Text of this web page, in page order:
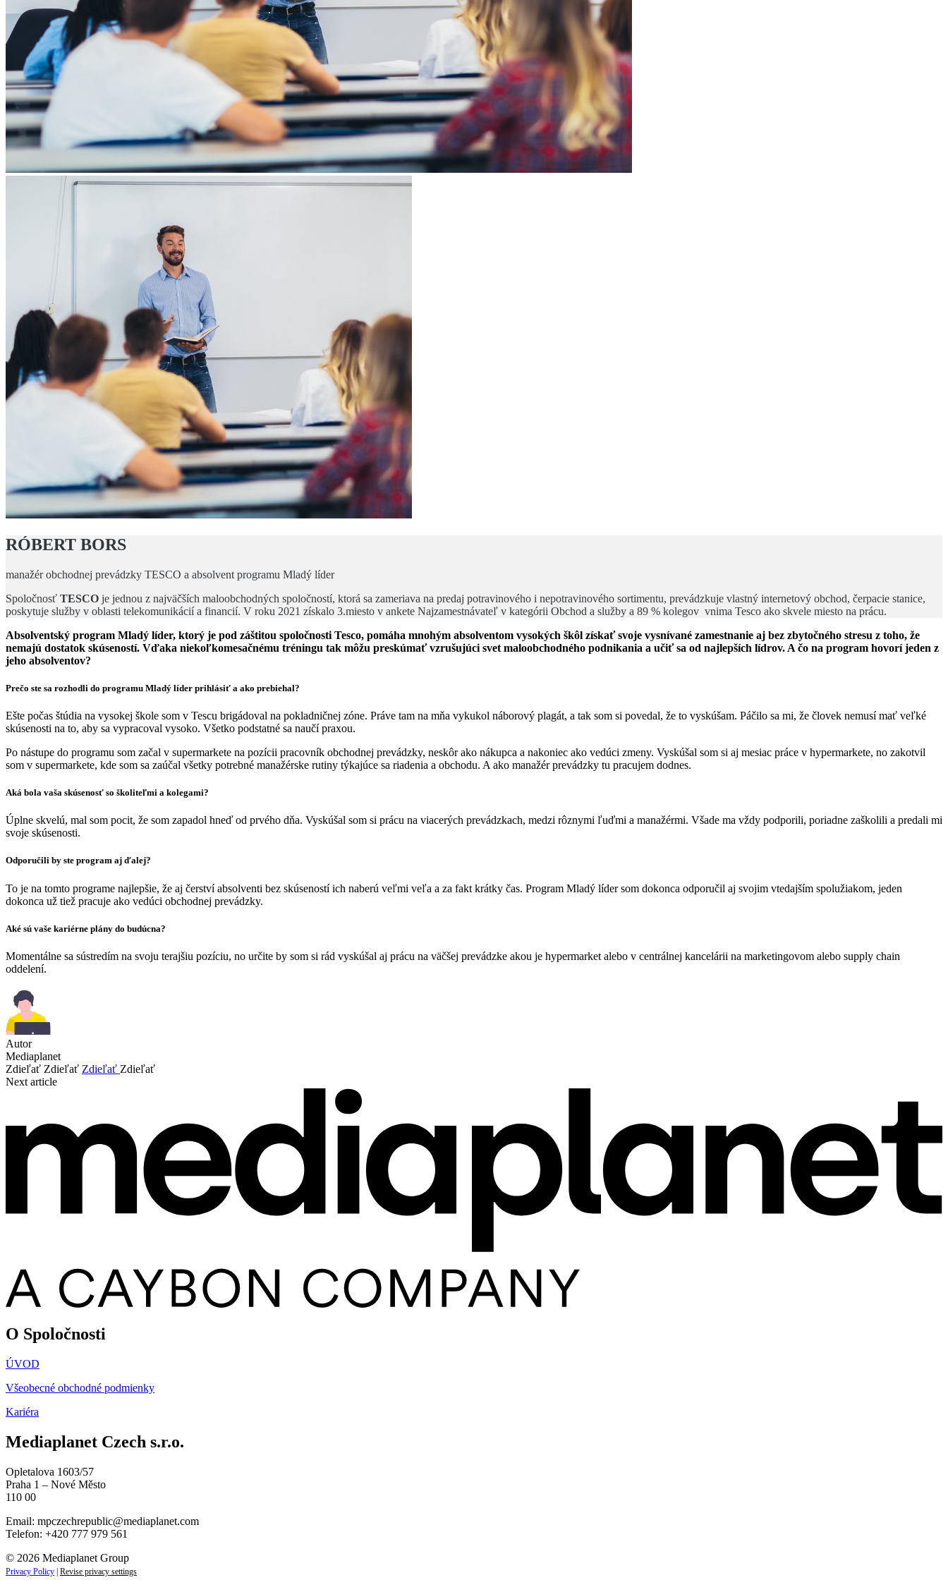
RÓBERT BORS
manažér obchodnej prevádzky TESCO a absolvent programu Mladý líder
Spoločnosť TESCO je jednou z najväčších maloobchodných spoločností, ktorá sa zameriava na predaj potravinového i nepotravinového sortimentu, prevádzkuje vlastný internetový obchod, čerpacie stanice,
poskytuje služby v oblasti telekomunikácií a financií. V roku 2021 získalo 3.miesto v ankete Najzamestnávateľ v kategórii Obchod a služby a 89 % kolegov vnima Tesco ako skvele miesto na prácu.
Absolventský program Mladý líder, ktorý je pod záštitou spoločnosti Tesco, pomáha mnohým absolventom vysokých škôl získať svoje vysnívané zamestnanie aj bez zbytočného stresu z toho, že
nemajú dostatok skúseností. Vďaka niekoľkomesačnému tréningu tak môžu preskúmať vzrušujúci svet maloobchodného podnikania a učiť sa od najlepších lídrov. A čo na program hovorí jeden z
jeho absolventov?
Prečo ste sa rozhodli do programu Mladý líder prihlásiť a ako prebiehal?
Ešte počas štúdia na vysokej škole som v Tescu brigádoval na pokladničnej zóne. Práve tam na mňa vykukol náborový plagát, a tak som si povedal, že to vyskúšam. Páčilo sa mi, že človek nemusí mať veľké
skúsenosti na to, aby sa vypracoval vysoko. Všetko podstatné sa naučí praxou.
Po nástupe do programu som začal v supermarkete na pozícii pracovník obchodnej prevádzky, neskôr ako nákupca a nakoniec ako vedúci zmeny. Vyskúšal som si aj mesiac práce v hypermarkete, no zakotvil
som v supermarkete, kde som sa zaúčal všetky potrebné manažérske rutiny týkajúce sa riadenia a obchodu. A ako manažér prevádzky tu pracujem dodnes.
Aká bola vaša skúsenosť so školiteľmi a kolegami?
Úplne skvelú, mal som pocit, že som zapadol hneď od prvého dňa. Vyskúšal som si prácu na viacerých prevádzkach, medzi rôznymi ľuďmi a manažérmi. Všade ma vždy podporili, poriadne zaškolili a predali mi
svoje skúsenosti.
Odporučili by ste program aj ďalej?
To je na tomto programe najlepšie, že aj čerství absolventi bez skúseností ich naberú veľmi veľa a za fakt krátky čas. Program Mladý líder som dokonca odporučil aj svojim vtedajším spolužiakom, jeden
dokonca už tiež pracuje ako vedúci obchodnej prevádzky.
Aké sú vaše kariérne plány do budúcna?
Momentálne sa sústredím na svoju terajšiu pozíciu, no určite by som si rád vyskúšal aj prácu na väčšej prevádzke akou je hypermarket alebo v centrálnej kancelárii na marketingovom alebo supply chain
oddelení.
Autor
Mediaplanet
Zdieľať Zdieľať Zdieľať Zdieľať
Next article
O Spoločnosti
ÚVOD
Všeobecné obchodné podmienky
Kariéra
Mediaplanet Czech s.r.o.
Opletalova 1603/57
Praha 1 – Nové Město
110 00
Email: mpczechrepublic@mediaplanet.com
Telefon: +420 777 979 561
© 2026 Mediaplanet Group
Privacy Policy Revise privacy settings